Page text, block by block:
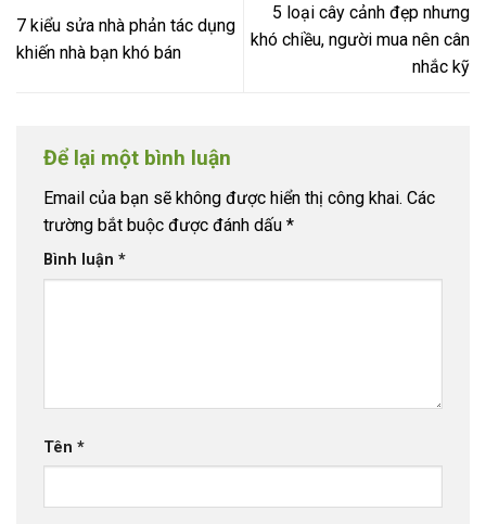
7 kiểu sửa nhà phản tác dụng
khiến nhà bạn khó bán
5 loại cây cảnh đẹp nhưng
khó chiều, người mua nên cân
nhắc kỹ
Để lại một bình luận
Email của bạn sẽ không được hiển thị công khai. Các
trường bắt buộc được đánh dấu *
Bình luận *
Tên *